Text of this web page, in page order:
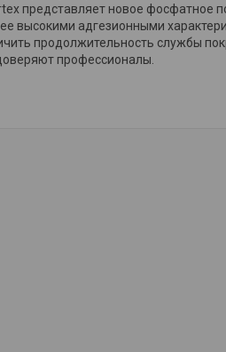
представляет новое фосфатное
высокими адгезионными
продолжительность службы
профессионалы.